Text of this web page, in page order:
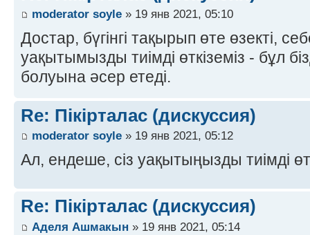
moderator soyle » 19 янв 2021, 05:10
Достар, бүгінгі тақырып өте өзекті,
уақытымызды тиімді өткіземіз - бұл
болуына әсер етеді.
Re: Пікірталас (дискуссия)
moderator soyle » 19 янв 2021, 05:12
Ал, ендеше, сіз уақытыңызды тиімді
Re: Пікірталас (дискуссия)
Аделя Ашмакын » 19 янв 2021, 05:14